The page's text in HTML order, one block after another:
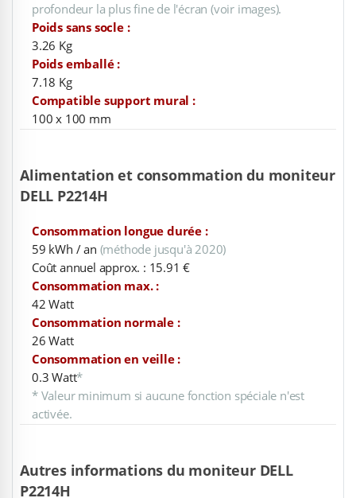
profondeur la plus fine de l'écran (voir images).
Poids sans socle :
3.26 Kg
Poids emballé :
7.18 Kg
Compatible support mural :
100 x 100 mm
Alimentation et consommation du moniteur
DELL P2214H
Consommation longue durée :
59 kWh / an (méthode jusqu'à 2020)
Coût annuel approx. : 15.91 €
Consommation max. :
42 Watt
Consommation normale :
26 Watt
Consommation en veille :
0.3 Watt*
* Valeur minimum si aucune fonction spéciale n'est
activée.
Autres informations du moniteur DELL
P2214H